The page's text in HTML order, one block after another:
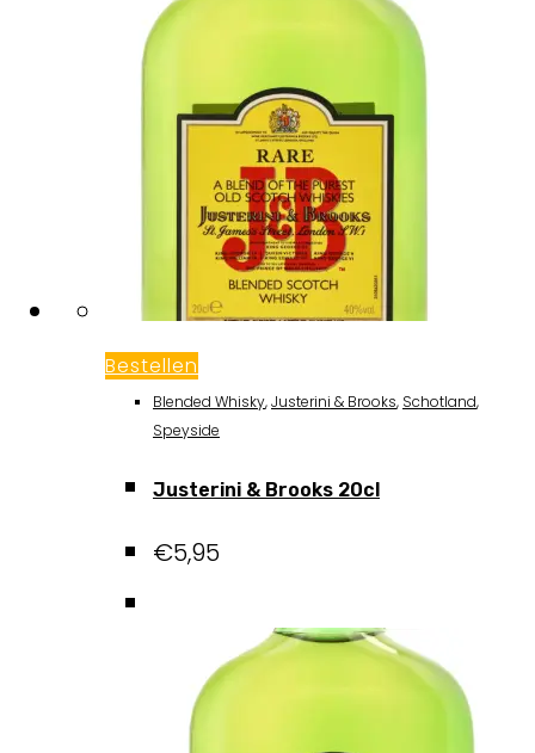
Bestellen
Blended Whisky,Justerini & Brooks, Schotland,
Speyside
Justerini & Brooks 20cl
€5,95